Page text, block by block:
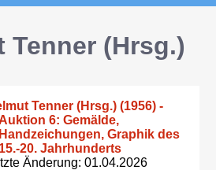
Tenner (Hrsg.)
Tenner (Hrsg.) (1956) -
6: Gemälde,
Handzeichungen, Graphik des
15.-20. Jahrhunderts
Änderung: 01.04.2026